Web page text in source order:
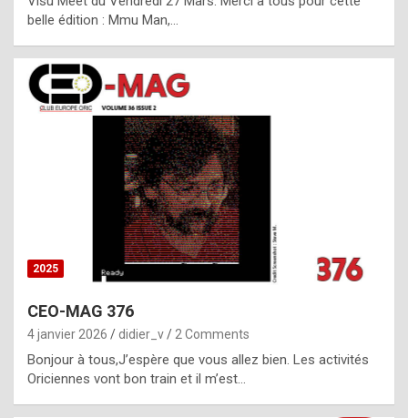
l
c
h
i
s
t
o
r
p
e
c
i
belle édition : Mmu Man,…
2025
CEO-MAG 376
4 janvier 2026 didier_v 2 Comments
Bonjour à tous,J’espère que vous allez bien. Les activités
Oriciennes vont bon train et il m’est…